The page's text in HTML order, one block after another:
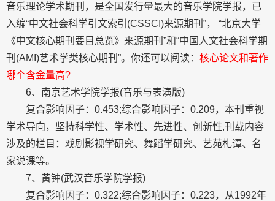
音乐理论学术期刊，是全国发行量最大的音乐学院学报，已
入编“中文社会科学引文索引(CSSCI)来源期刊”， “北京大学
《中文核心期刊要目总览》来源期刊”和“中国人文社会科学期
刊(AMI)艺术学类核心期刊”。你还可以阅读： 核心论文和著作
哪个含金量高?
6、南京艺术学院学报(音乐与表演版)
复合影响因子：0.453;综合影响因子：0.209，本刊重视
学术导向，坚持科学性、学术性、先进性、创新性,刊载内容
涉及的栏目：戏剧影视学研究、舞蹈学研究、艺苑札谭、名
家说课等。
7、黄钟(武汉音乐学院学报)
复合影响因子：0.322;综合影响因子：0.223，从1992年